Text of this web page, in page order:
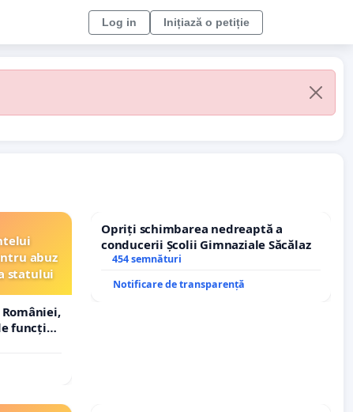
Log in Inițiază o petiție
abuz
statului
funcție
Opriți schimbarea nedreaptă a
conducerii Școlii Gimnaziale Săcălaz
454 semnături
Notificare de transparență